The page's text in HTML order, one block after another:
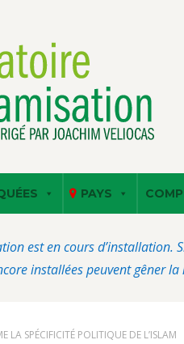
PAYS
est en cours
installées peuvent gêner
LA SPÉCIFICITÉ POLITIQUE DE L’ISLAM